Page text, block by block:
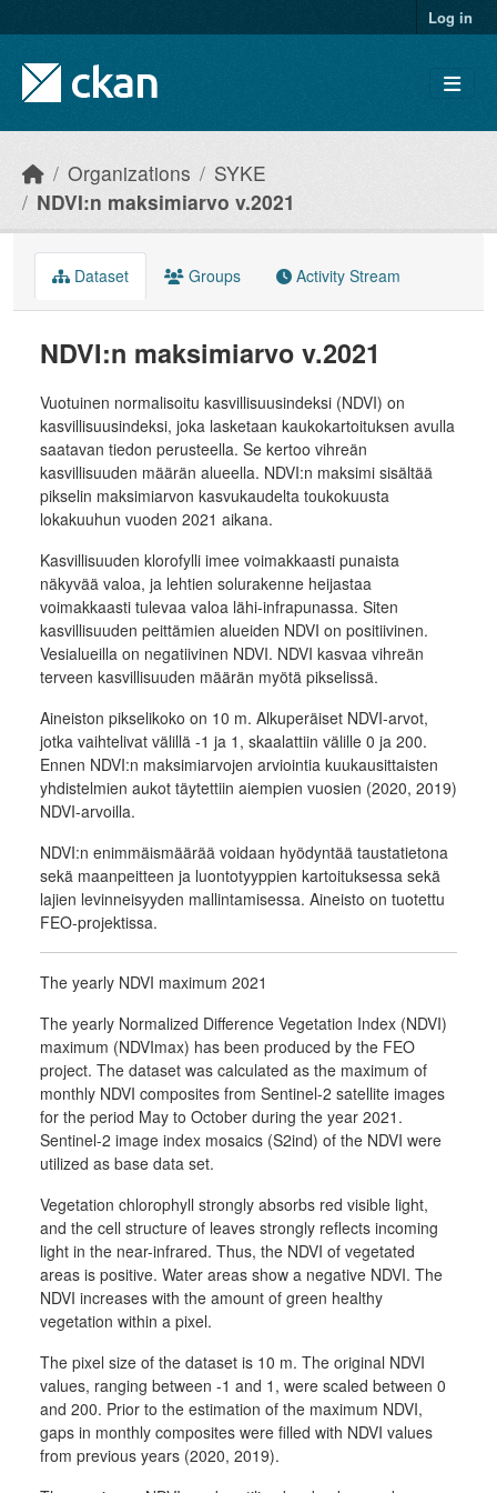
Log in
Organizations
SYKE
NDVI:n maksimiarvo v.2021
Dataset Groups Activity Stream
NDVI:n maksimiarvo v.2021
Vuotuinen normalisoitu kasvillisuusindeksi (NDVI) on
kasvillisuusindeksi, joka lasketaan kaukokartoituksen avulla
saatavan tiedon perusteella. Se kertoo vihreän
kasvillisuuden määrän alueella. NDVI:n maksimi sisältää
pikselin maksimiarvon kasvukaudelta toukokuusta
lokakuuhun vuoden 2021 aikana.
Kasvillisuuden klorofylli imee voimakkaasti punaista
näkyvää valoa, ja lehtien solurakenne heijastaa
voimakkaasti tulevaa valoa lähi-infrapunassa. Siten
kasvillisuuden peittämien alueiden NDVI on positiivinen.
Vesialueilla on negatiivinen NDVI. NDVI kasvaa vihreän
terveen kasvillisuuden määrän myötä pikselissä.
Aineiston pikselikoko on 10 m. Alkuperäiset NDVI-arvot,
jotka vaihtelivat välillä -1 ja 1, skaalattiin välille 0 ja 200.
Ennen NDVI:n maksimiarvojen arviointia kuukausittaisten
yhdistelmien aukot täytettiin aiempien vuosien (2020, 2019)
NDVI-arvoilla.
NDVI:n enimmäismäärää voidaan hyödyntää taustatietona
sekä maanpeitteen ja luontotyyppien kartoituksessa sekä
lajien levinneisyyden mallintamisessa. Aineisto on tuotettu
FEO-projektissa.
The yearly NDVI maximum 2021
The yearly Normalized Difference Vegetation Index (NDVI)
maximum (NDVImax) has been produced by the FEO
project. The dataset was calculated as the maximum of
monthly NDVI composites from Sentinel-2 satellite images
for the period May to October during the year 2021.
Sentinel-2 image index mosaics (S2ind) of the NDVI were
utilized as base data set.
Vegetation chlorophyll strongly absorbs red visible light,
and the cell structure of leaves strongly reflects incoming
light in the near-infrared. Thus, the NDVI of vegetated
areas is positive. Water areas show a negative NDVI. The
NDVI increases with the amount of green healthy
vegetation within a pixel.
The pixel size of the dataset is 10 m. The original NDVI
values, ranging between -1 and 1, were scaled between 0
and 200. Prior to the estimation of the maximum NDVI,
gaps in monthly composites were filled with NDVI values
from previous years (2020, 2019).